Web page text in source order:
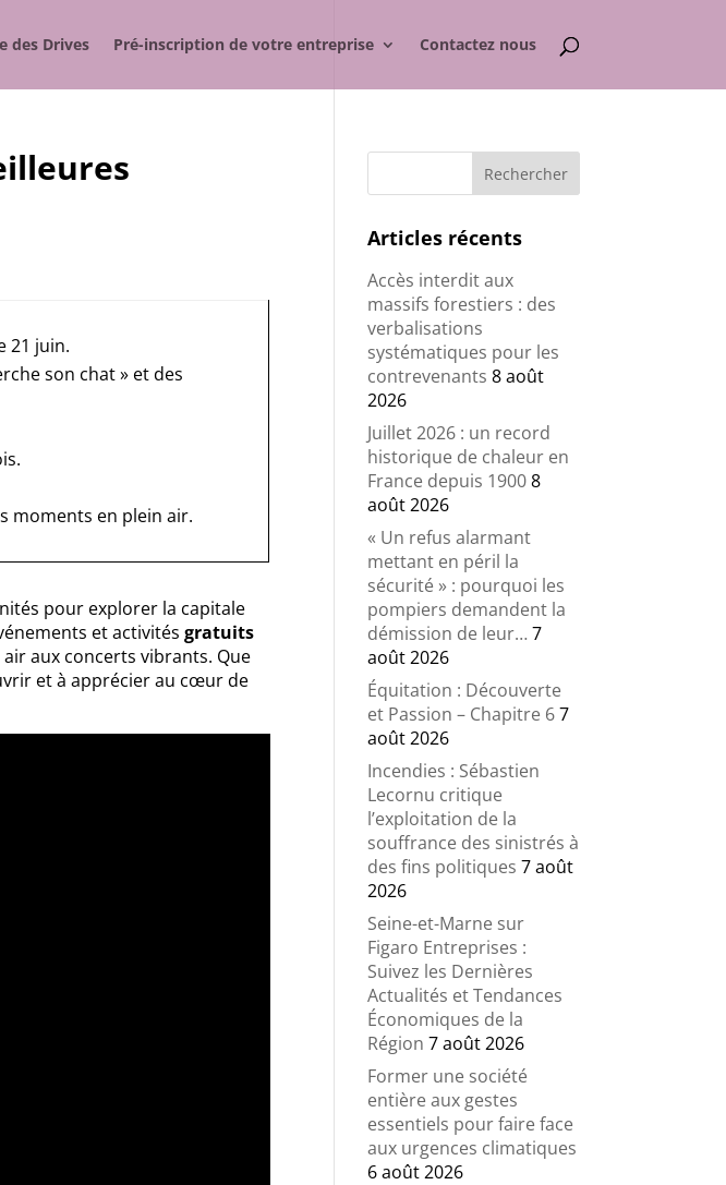
des Drives Pré-inscription de votre entreprise Contactez nous
21 juin.
son chat » et des
moments en plein air.
pour explorer la capitale
et activitésgratuits
aux concerts vibrants. Que
et à apprécier au cœur de
Articles récents
Accès interdit aux
massifs forestiers : des
verbalisations
systématiques pour les
contrevenants 8 août
2026
Juillet 2026 : un record
historique de chaleur en
France depuis 19008
août 2026
« Un refus alarmant
mettant en péril la
sécurité » : pourquoi les
pompiers demandent la
démission de leur…7
août 2026
Équitation : Découverte
et Passion – Chapitre 67
août 2026
Incendies : Sébastien
Lecornu critique
l’exploitation de la
souffrance des sinistrés à
des fins politiques 7 août
2026
Seine-et-Marne sur
Figaro Entreprises :
Suivez les Dernières
Actualités et Tendances
Économiques de la
Région 7 août 2026
Former une société
entière aux gestes
essentiels pour faire face
aux urgences climatiques
6 août 2026